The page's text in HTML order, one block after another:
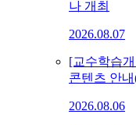
나 개최
2026.08.07
[교수학습
콘텐츠 안
2026.08.06